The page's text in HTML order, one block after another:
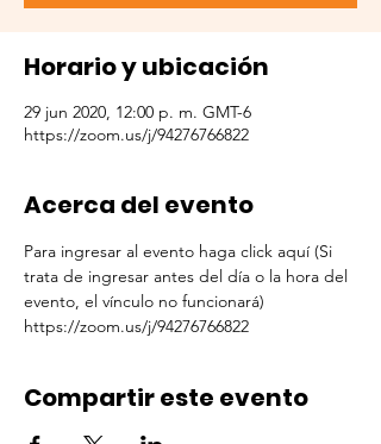
Horario y ubicación
29 jun 2020, 12:00 p. m. GMT-6
https://zoom.us/j/94276766822
Acerca del evento
Para ingresar al evento haga click aquí (Si
trata de ingresar antes del día o la hora del
evento, el vínculo no funcionará)
https://zoom.us/j/94276766822
Compartir este evento